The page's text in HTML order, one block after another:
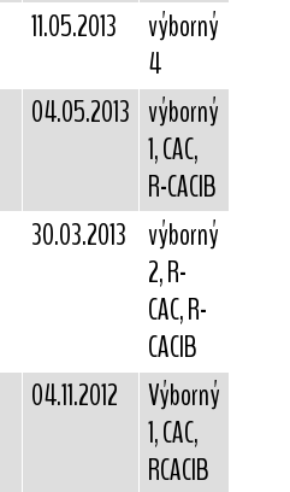
11.05.2013
výborný
4
04.05.2013 výborný
1, CAC,
R-CACIB
30.03.2013 výborný
2, R-
CAC, R-
CACIB
04.11.2012
Výborný
1, CAC,
RCACIB